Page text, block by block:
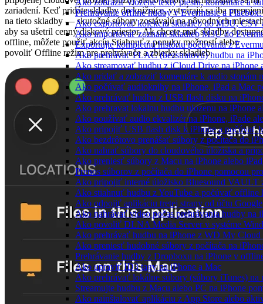
Ako zobraziť vložené texty piesní, komentáre a
Prehrávanie offline hudby v Evermusic a
Ako exportovať kolekciu skladieb do M3U, CSV
Ako importovať zoznam skladieb M3U do
Exportujte kompletnú históriu počúvania z
Ako prehrávať FLAC (bezstratovú) hudbu na
Ako streamovať hudbu z iCloud Drive na iPhone
Ako pridať a zobraziť komentáre k audio stopám
Ako počúvať audioknihy na iPhone, iPad a Mac
Ako prehrávať hudbu z USB flash disku na
Ako prehravat lokalnu hudbu ulozenu na iPhone
Ako používať audio ekvalizér na iPhone, iPade
Ako pripojiť USB flash disk k iPhone a počúvať
Ako bezdrôtovo prenášať súbory z počítača do
Ako nahrať súbory do cloudového úložiska a
Ako preniesť súbory z Macu na iPhone alebo
Prenos súborov z počítača do iPhone pomocou
Ako pripojiť interné úložisko Bluesound VAULT
Ako stiahnuť hudbu z YouTube a počúvať offline
Ako odpojiť aplikáciu tretej strany od účtu Google
Ako nahrávať video počas prehrávania hudby na
Ako povoliť DLNA Media Server v systéme
Ako prehrávať hudbu na iPhone z WD My Cloud
Ako preniesť hudobné súbory z počítača na
Prehrávanie hudby z Dropboxu na iPhone v
Ako upraviť ID3 tagy na iPhone a Mac
Ako prehrávať lokálne súbory (súbory iTunes) na
Streamujte hudbu z Macu alebo PC na iPhone
Ako nainštalovať aplikáciu z App Store alebo
zariadení. Keď pridáte skladby do knižnice, vytvárajú sa iba
na tieto skladby — skutočné súbory zostávajú na pôvodných
aby sa ušetril cenný diskový priestor. Ak chcete mať skladby
offline, môžete použiť akciu Stiahnuť z ponuky možností alebo
povoliť Offline režim pre prehrávače a zbierky skladieb.